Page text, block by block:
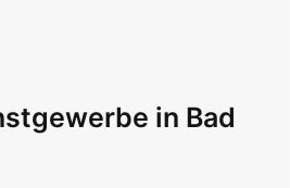
in Bad